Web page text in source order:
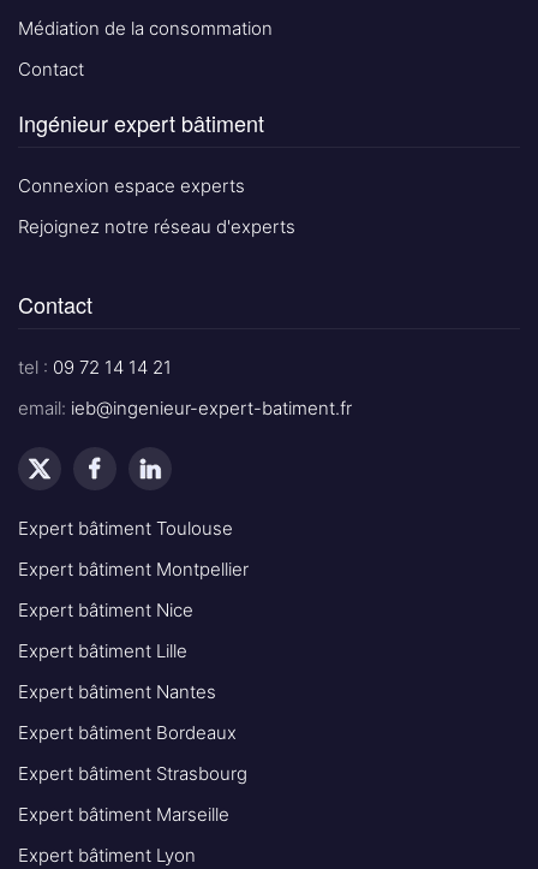
Médiation de la consommation
Contact
Ingénieur expert bâtiment
Connexion espace experts
Rejoignez notre réseau d'experts
Contact
tel : 09 72 14 14 21
email: ieb@ingenieur-expert-batiment.fr
Expert bâtiment Toulouse
Expert bâtiment Montpellier
Expert bâtiment Nice
Expert bâtiment Lille
Expert bâtiment Nantes
Expert bâtiment Bordeaux
Expert bâtiment Strasbourg
Expert bâtiment Marseille
Expert bâtiment Lyon